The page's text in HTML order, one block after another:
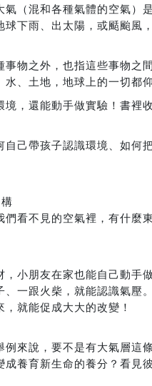
（混和各種氣體的空氣）
下雨、出太陽，或颳颱風
物之外，也指這些事物之
、土地，地球上的一切都仰
，還能動手做實驗！書裡
己帶孩子認識環境、如何
看不見的空氣裡，有什麼
小朋友在家也能自己動手
一跟火柴，就能認識氣壓
就能促成大大的改變！
來說，要不是有大氣層這
養育新生命的養分？看見